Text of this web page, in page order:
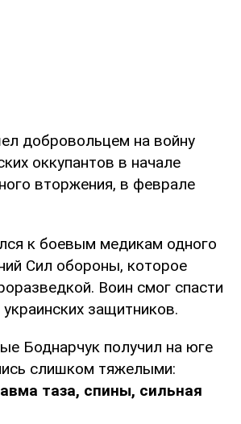
добровольцем на войну
оккупантов в начале
вторжения, в феврале
к боевым медикам одного
Сил обороны, которое
Воин смог спасти
защитников.
Боднарчук получил на юге
слишком тяжелыми:
таза, спины, сильная